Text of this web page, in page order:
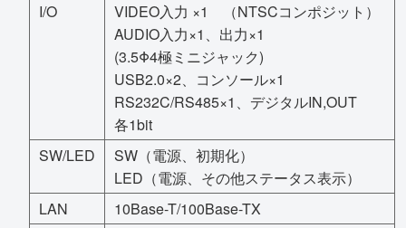
I/O
VIDEO入力 ×1 （NTSCコンポジット）
AUDIO入力×1、出力×1
(3.5Φ4極ミニジャック)
USB2.0×2、コンソール×1
RS232C/RS485×1、デジタルIN,OUT
各1bit
SW/LED
SW（電源、初期化）
LED（電源、その他ステータス表示）
LAN
10Base-T/100Base-TX